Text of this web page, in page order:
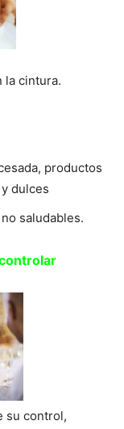
la cintura.
productos
dulces
saludables.
su control,